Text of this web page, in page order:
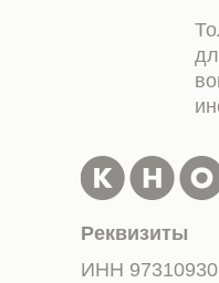
Реквизиты
ИНН